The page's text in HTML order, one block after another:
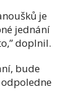
je
jednání
doplnil.
bude